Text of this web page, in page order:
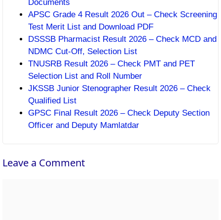
Documents
APSC Grade 4 Result 2026 Out – Check Screening
Test Merit List and Download PDF
DSSSB Pharmacist Result 2026 – Check MCD and
NDMC Cut-Off, Selection List
TNUSRB Result 2026 – Check PMT and PET
Selection List and Roll Number
JKSSB Junior Stenographer Result 2026 – Check
Qualified List
GPSC Final Result 2026 – Check Deputy Section
Officer and Deputy Mamlatdar
Leave a Comment